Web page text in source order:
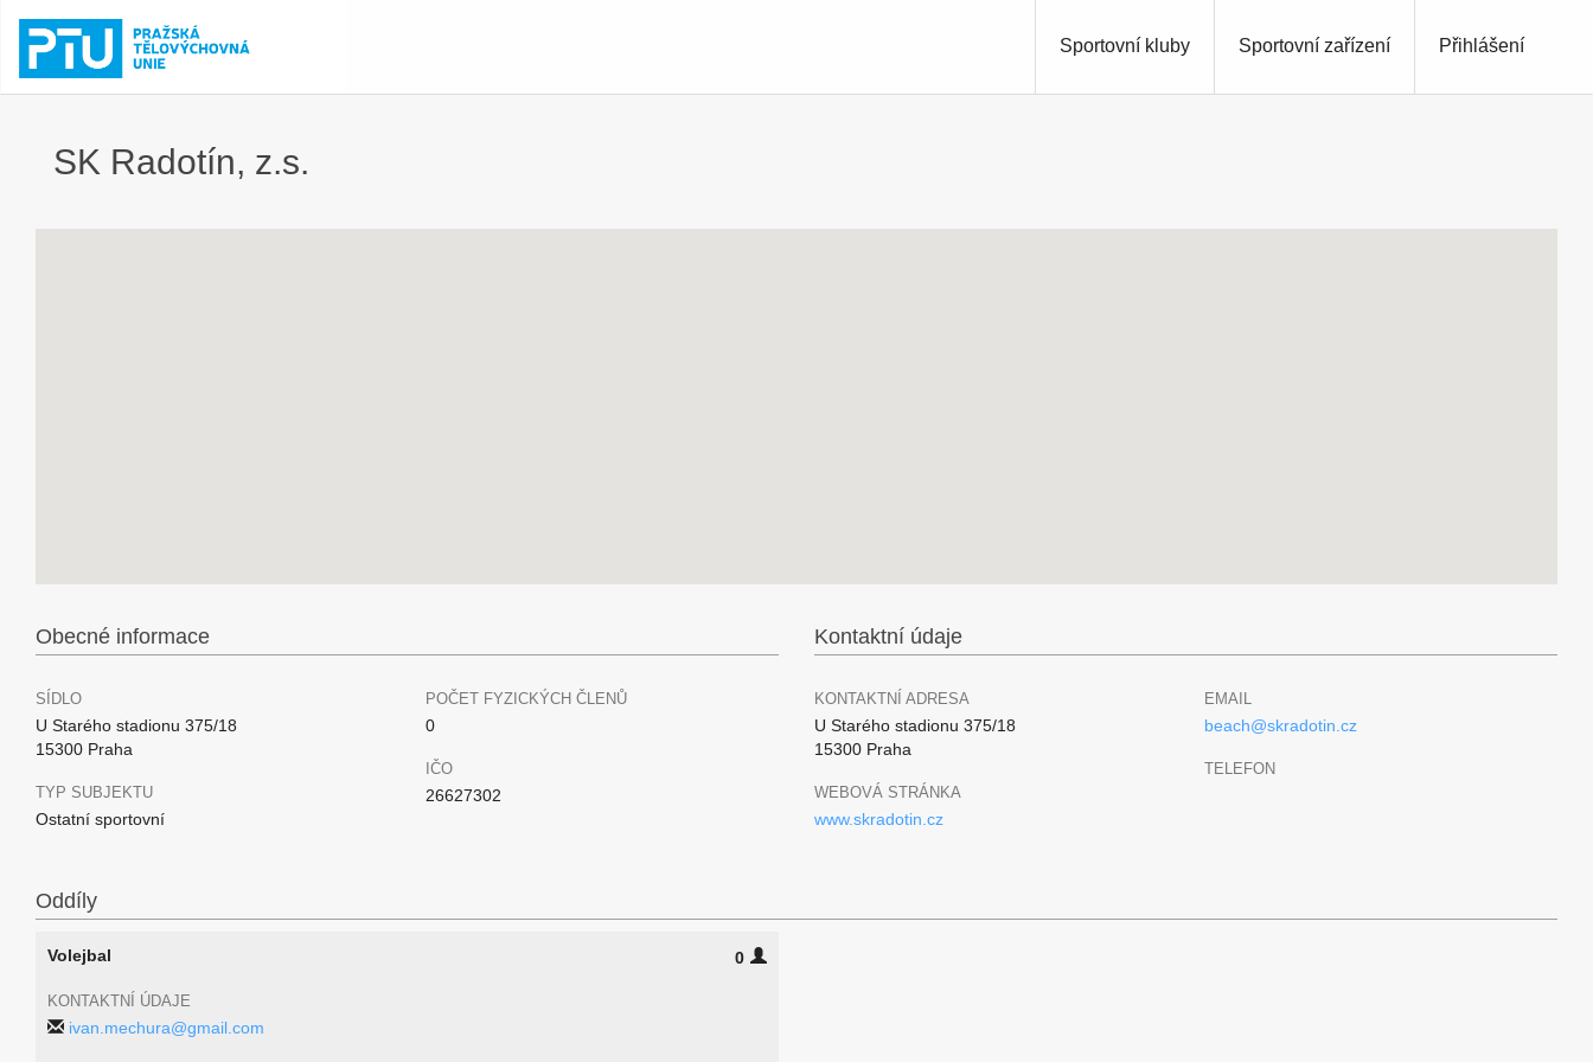
Přihlášení
Sportovní kluby Sportovní zařízení
SK Radotín, z.s.
Obecné informace
SÍDLO
U Starého stadionu 375/18
15300 Praha
TYP SUBJEKTU
Ostatní sportovní
POČET FYZICKÝCH ČLENŮ
0
IČO
26627302
Kontaktní údaje
KONTAKTNÍ ADRESA
U Starého stadionu 375/18
15300 Praha
WEBOVÁ STRÁNKA
www.skradotin.cz
EMAIL
beach@skradotin.cz
TELEFON
Oddíly
Volejbal 0
KONTAKTNÍ ÚDAJE
ivan.mechura@gmail.com